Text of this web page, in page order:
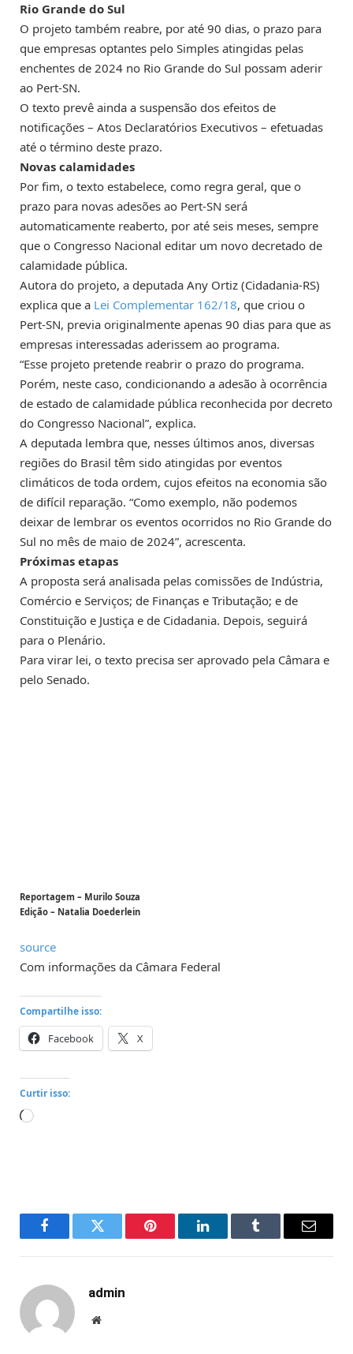
Rio Grande do Sul
O projeto também reabre, por até 90 dias, o prazo para
que empresas optantes pelo Simples atingidas pelas
enchentes de 2024 no Rio Grande do Sul possam aderir
ao Pert-SN.
O texto prevê ainda a suspensão dos efeitos de
notificações – Atos Declaratórios Executivos – efetuadas
até o término deste prazo.
Novas calamidades
Por fim, o texto estabelece, como regra geral, que o
prazo para novas adesões ao Pert-SN será
automaticamente reaberto, por até seis meses, sempre
que o Congresso Nacional editar um novo decretado de
calamidade pública.
Autora do projeto, a deputada Any Ortiz (Cidadania-RS)
explica que a Lei Complementar 162/18, que criou o
Pert-SN, previa originalmente apenas 90 dias para que as
empresas interessadas aderissem ao programa.
“Esse projeto pretende reabrir o prazo do programa.
Porém, neste caso, condicionando a adesão à ocorrência
de estado de calamidade pública reconhecida por decreto
do Congresso Nacional”, explica.
A deputada lembra que, nesses últimos anos, diversas
regiões do Brasil têm sido atingidas por eventos
climáticos de toda ordem, cujos efeitos na economia são
de difícil reparação. “Como exemplo, não podemos
deixar de lembrar os eventos ocorridos no Rio Grande do
Sul no mês de maio de 2024”, acrescenta.
Próximas etapas
A proposta será analisada pelas comissões de Indústria,
Comércio e Serviços; de Finanças e Tributação; e de
Constituição e Justiça e de Cidadania. Depois, seguirá
para o Plenário.
Para virar lei, o texto precisa ser aprovado pela Câmara e
pelo Senado.
Reportagem – Murilo Souza
Edição – Natalia Doederlein
source
Com informações da Câmara Federal
Compartilhe isso:
Facebook X
Curtir isso:
Carregando...
FacebookTwitter Pinterest LinkedInTumblr Email
admin
Website